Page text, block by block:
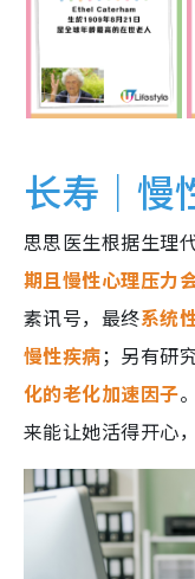
长寿｜慢
思思医生根据生理
期且慢性心理压力
素讯号，最终系统
慢性疾病；另有研
化的老化加速因子
来能让她活得开心